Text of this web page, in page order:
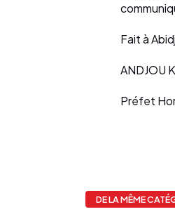
Fait à
ANDJOU
Préfet
DE LA MÊME